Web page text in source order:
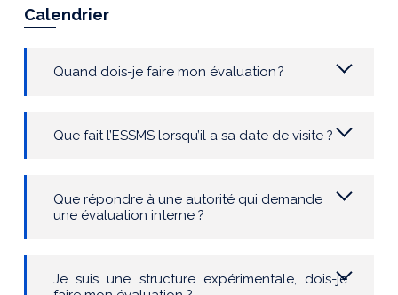
Calendrier
Quand dois-je faire mon évaluation?
Que fait l’ESSMS lorsqu’il a sa date de visite ?
Que répondre à une autorité qui demande
une évaluation interne ?
Je suis une structure expérimentale, dois-je